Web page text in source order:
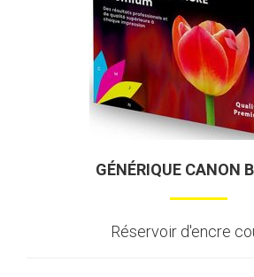
GÉNÉRIQUE CANON
Réservoir d'encre